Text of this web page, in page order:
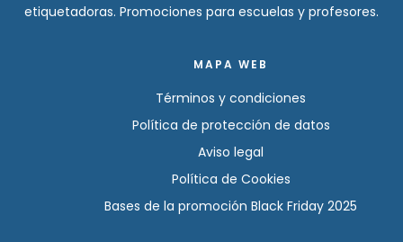
etiquetadoras. Promociones para escuelas y profesores.
MAPA WEB
Términos y condiciones
Política de protección de datos
Aviso legal
Política de Cookies
Bases de la promoción Black Friday 2025